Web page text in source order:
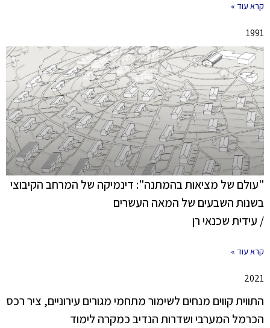
קרא עוד »
1991
"עולם של מציאות בהמתנה": דינמיקה של המרחב הקיבוצי
בשנות השבעים של המאה העשרים
/ עידית שכנאי רן
קרא עוד »
2021
התווית קווים מנחים לשימור מתחמי מגורים עירוניים, ציר רכס
הכרמל המערבי ושדרות הנדיב כמקרה לימוד